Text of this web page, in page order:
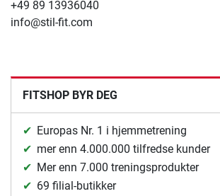
+49 89 13936040
info@stil-fit.com
FITSHOP BYR DEG
Europas Nr. 1 i hjemmetrening
mer enn 4.000.000 tilfredse kunder
Mer enn 7.000 treningsprodukter
69 filial-butikker